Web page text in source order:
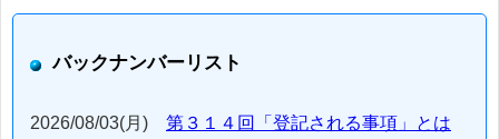
バックナンバーリスト
2026/08/03(月) 第３１４回「登記される事項」とは